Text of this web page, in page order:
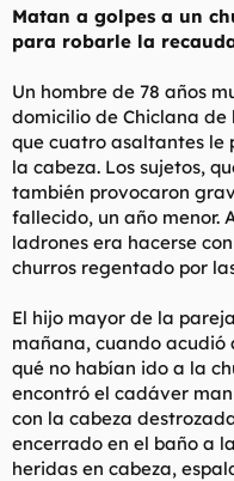
d
e
t
e
a
i
c
o
Matan a golpes a un
para robarle la
Un hombre de 78 años
domicilio de Chiclana de
que cuatro asaltantes le
la cabeza. Los sujetos,
también provocaron
fallecido, un año menor.
ladrones era hacerse
churros regentado por
El hijo mayor de la
mañana, cuando
qué no habían ido a la
encontró el cadáver
con la cabeza
encerrado en el baño a
heridas en cabeza,